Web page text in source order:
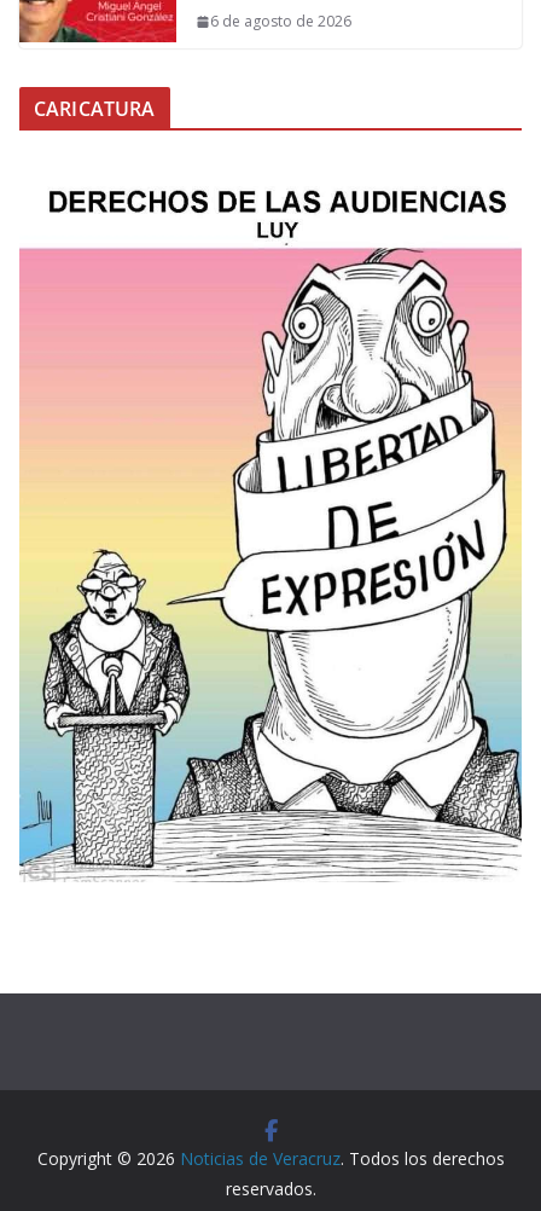
6 de agosto de 2026
CARICATURA
Copyright © 2026 Noticias de Veracruz. Todos los derechos
reservados.